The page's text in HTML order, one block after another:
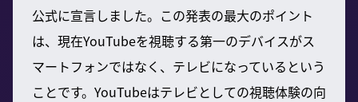
公式に宣言しました。この発表の最大のポイント
は、現在YouTubeを視聴する第一のデバイスがス
マートフォンではなく、テレビになっているという
ことです。YouTubeはテレビとしての視聴体験の向